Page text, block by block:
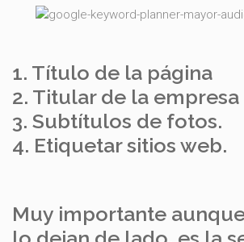
1. Título de la página
2. Titular de la empresa
3. Subtítulos de fotos.
4. Etiquetar sitios web.
Muy importante